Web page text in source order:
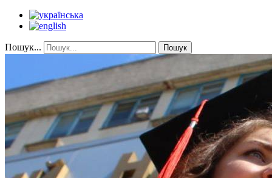
Пошук... Пошук